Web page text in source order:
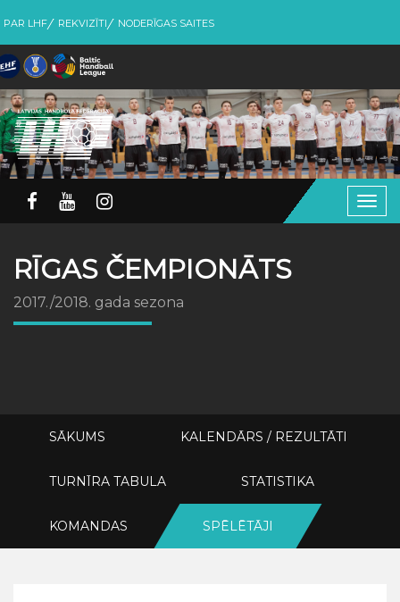
PAR LHF REKVIZĪTI NODERĪGAS SAITES
RĪGAS ČEMPIONĀTS
2017./2018. gada sezona
SĀKUMS KALENDĀRS / REZULTĀTI
TURNĪRA TABULA STATISTIKA
KOMANDAS SPĒLĒTĀJI